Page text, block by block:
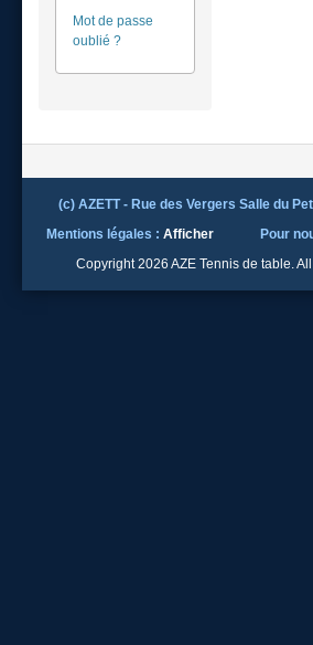
Mot de passe
oublié ?
(c) AZETT - Rue des Vergers Salle du
Mentions légales : Afficher Pour
Copyright 2026 AZE Tennis de table.